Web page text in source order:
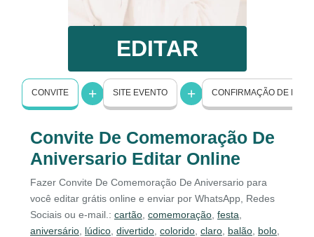
EDITAR
CONVITE SITE EVENTO CONFIRMAÇÃO DE
Convite De Comemoração De
Aniversario Editar Online
Fazer Convite De Comemoração De Aniversario para
você editar grátis online e enviar por WhatsApp, Redes
Sociais ou e-mail.: cartão comemoração festa
aniversário lúdico divertido colorido claro balão bolo